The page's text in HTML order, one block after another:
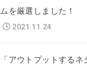
ムを厳選しました！
2021.11.24
「アウトプットするネ